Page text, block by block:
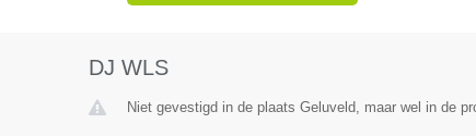
DJ WLS
Niet gevestigd in de plaats Geluveld, maar wel in de